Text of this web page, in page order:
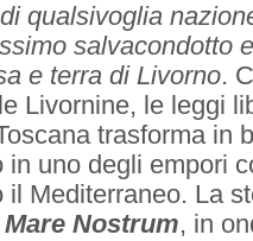
qualsivoglia
salvacondotto
e terra di Livorno.
Livornine, le leggi
trasforma in
uno degli empori
Mediterraneo. La
Mare Nostrum, in